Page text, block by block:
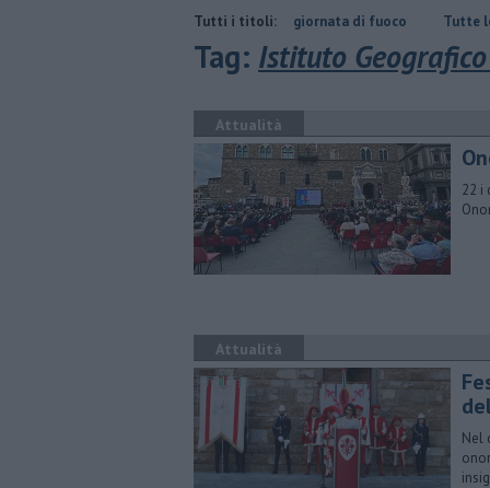
Tutti i titoli:
Incendi nei boschi, un'altra giornata di fuoco ​Tutte le offerte di
Tag: Istituto
Attualità
22 i
Attualità
Nel